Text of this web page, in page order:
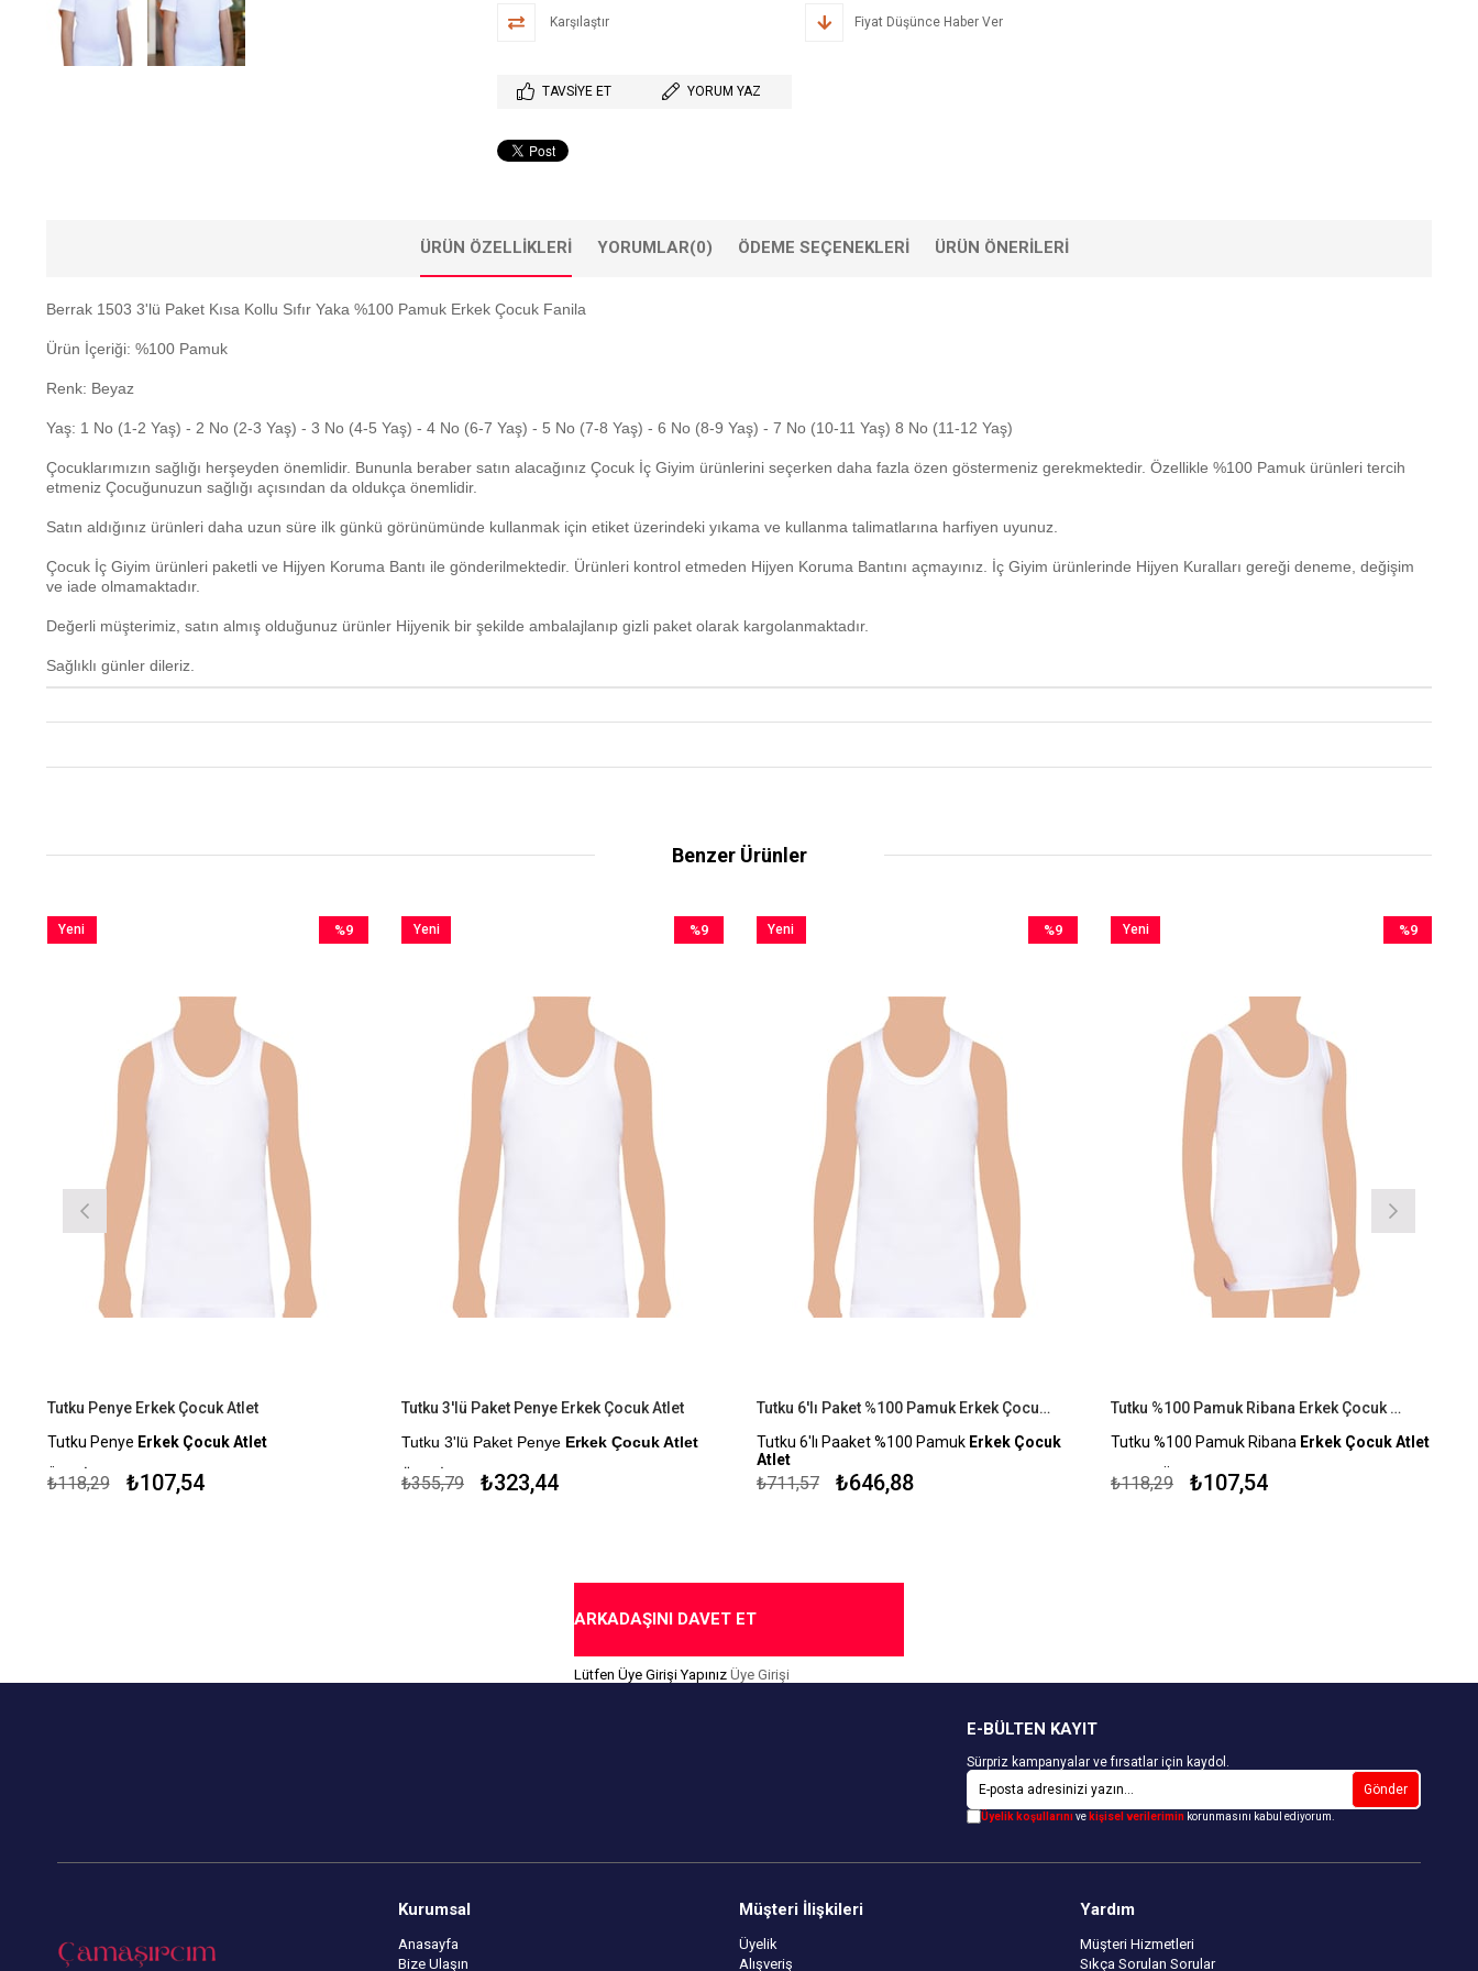
Karşılaştır Fiyat Düşünce Haber Ver
TAVSIYE ET YORUM YAZ
ÜRÜN ÖZELLIKLERI YORUMLAR(0) ÖDEME SEÇENEKLERI ÜRÜN ÖNERILERI
Berrak 1503 3'lü Paket Kısa Kollu Sıfır Yaka %100 Pamuk Erkek Çocuk Fanila
Ürün İçeriği: %100 Pamuk
Renk: Beyaz
Yaş: 1 No (1-2 Yaş) - 2 No (2-3 Yaş) - 3 No (4-5 Yaş) - 4 No (6-7 Yaş) - 5 No (7-8 Yaş) - 6 No (8-9 Yaş) - 7 No (10-11 Yaş) 8 No (11-12 Yaş)
Çocuklarımızın sağlığı herşeyden önemlidir. Bununla beraber satın alacağınız Çocuk İç Giyim ürünlerini seçerken daha fazla özen göstermeniz gerekmektedir. Özellikle %100 Pamuk ürünleri tercih
etmeniz Çocuğunuzun sağlığı açısından da oldukça önemlidir.
Satın aldığınız ürünleri daha uzun süre ilk günkü görünümünde kullanmak için etiket üzerindeki yıkama ve kullanma talimatlarına harfiyen uyunuz.
Çocuk İç Giyim ürünleri paketli ve Hijyen Koruma Bantı ile gönderilmektedir. Ürünleri kontrol etmeden Hijyen Koruma Bantını açmayınız. İç Giyim ürünlerinde Hijyen Kuralları gereği deneme, değişim
ve iade olmamaktadır.
Değerli müşterimiz, satın almış olduğunuz ürünler Hijyenik bir şekilde ambalajlanıp gizli paket olarak kargolanmaktadır.
Sağlıklı günler dileriz.
Benzer Ürünler
Tutku Penye Erkek Çocuk Atlet
Tutku Penye Erkek Çocuk Atlet
Ürün İçeriği: %100 Pamuk
₺107,54
₺118,29
%9
Yeni
Tutku 3'lü Paket Penye Erkek Çocuk Atlet
Tutku 3'lü Paket Penye Erkek Çocuk Atlet
Ürün İçeriği: %100 Pamuk
₺323,44
₺355,79
%9
Yeni
Tutku 6'lı Paket %100 Pamuk Erkek Çocuk Atlet
Tutku 6'lı Paaket %100 Pamuk Erkek Çocuk
Atlet
Kapıda Ödeme Seçeneği
₺646,88
₺711,57
%9
Yeni
Tutku %100 Pamuk Ribana Erkek Çocuk Atlet
Tutku %100 Pamuk Ribana Erkek Çocuk Atlet
Kapıda Ödeme Seçeneği
₺107,54
₺118,29
%9
Yeni
ARKADAŞINI DAVET ET
Lütfen Üye Girişi Yapınız Üye Girişi
E-BÜLTEN KAYIT
Sürpriz kampanyalar ve fırsatlar için kaydol.
Gönder
Üyelik koşullarınıve kişisel verileriminkorunmasını kabul ediyorum.
Kurumsal
Anasayfa
Bize Ulaşın
Müşteri İlişkileri
Üyelik
Alışveriş
Yardım
Müşteri Hizmetleri
Sıkça Sorulan Sorular